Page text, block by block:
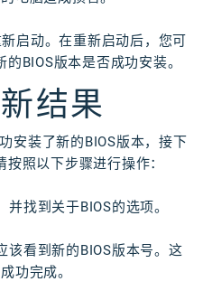
启动。在重新启动后，您可
BIOS版本是否成功安装。
结果
安装了新的BIOS版本，接下
照以下步骤进行操作：
找到关于BIOS的选项。
该看到新的BIOS版本号。这
功完成。